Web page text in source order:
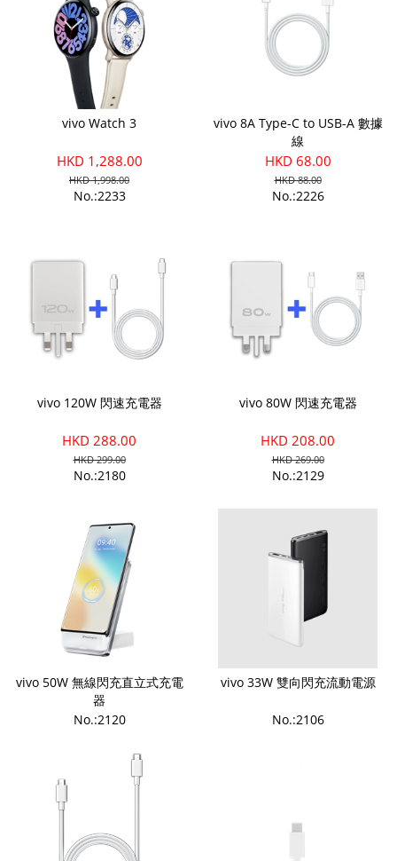
vivo Watch 3
HKD 1,288.00
HKD 1,998.00
No.:2233
vivo 8A Type-C to USB-A 數據
線
HKD 68.00
HKD 88.00
No.:2226
vivo 120W 閃速充電器
HKD 288.00
HKD 299.00
No.:2180
vivo 80W 閃速充電器
HKD 208.00
HKD 269.00
No.:2129
vivo 50W 無線閃充直立式充電
器
No.:2120
vivo 33W 雙向閃充流動電源
No.:2106